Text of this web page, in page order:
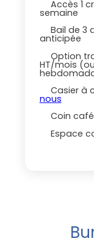
Accès 1
semaine
Bail de 3
anticipée
Option
HT/mois
Casier à
nous
Coin
Espace